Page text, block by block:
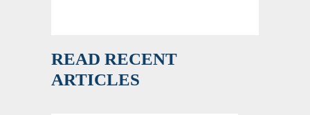
READ RECENT
ARTICLES